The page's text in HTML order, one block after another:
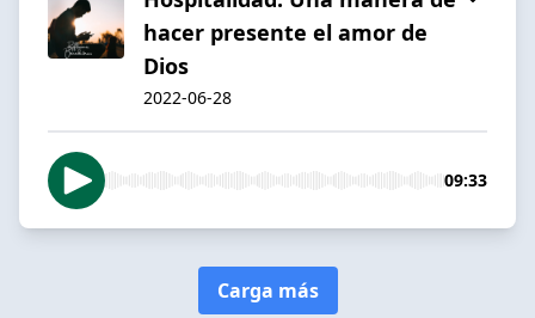
hacer presente el amor de
Dios
2022-06-28
09:33
Carga más